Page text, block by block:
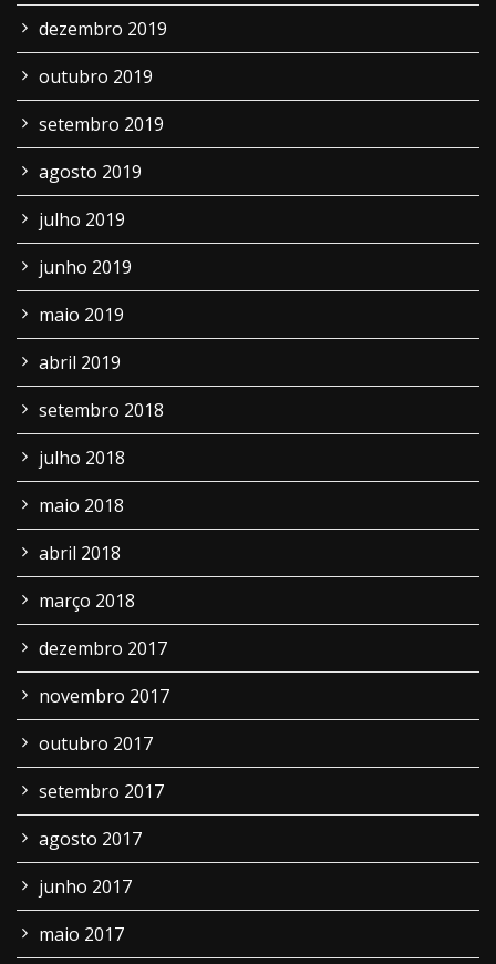
dezembro 2019
outubro 2019
setembro 2019
agosto 2019
julho 2019
junho 2019
maio 2019
abril 2019
setembro 2018
julho 2018
maio 2018
abril 2018
março 2018
dezembro 2017
novembro 2017
outubro 2017
setembro 2017
agosto 2017
junho 2017
maio 2017